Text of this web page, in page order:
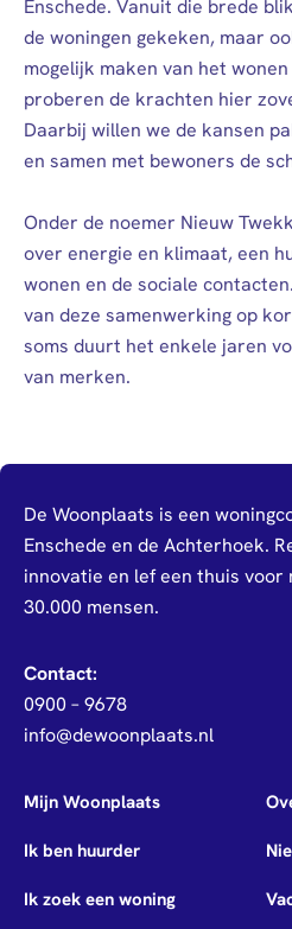
Enschede. Vanuit die brede
de woningen gekeken, maar
mogelijk maken van het
proberen de krachten hier
Daarbij willen we de kansen
en samen met bewoners de
Onder de noemer Nieuw
over energie en klimaat, een
wonen en de sociale
van deze samenwerking op
soms duurt het enkele jaren
van merken.
De Woonplaats is een
Enschede en de Achterhoek.
innovatie en lef een thuis voor
30.000 mensen.
Contact:
0900 – 9678
info@dewoonplaats.nl
Mijn Woonplaats
Ik ben huurder
Ik zoek een woning